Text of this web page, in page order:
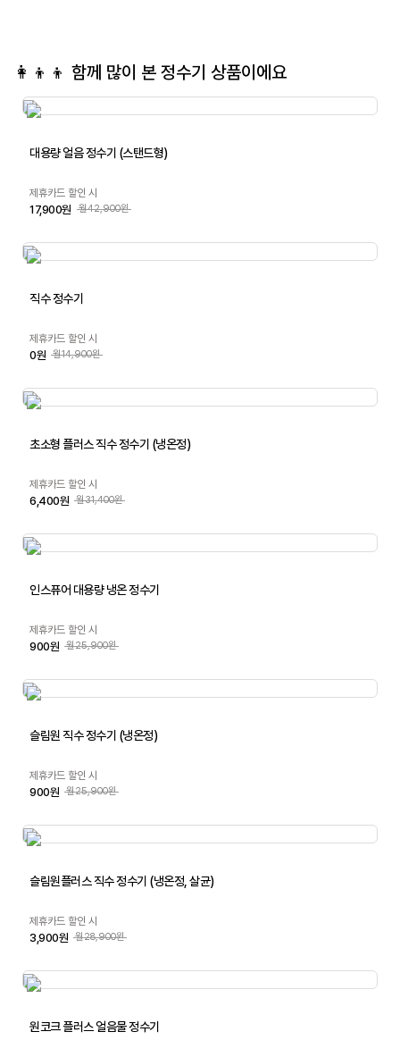
👩‍👦‍👦 함께 많이 본 정수기 상품이에요
대용량 얼음 정수기 (스탠드형)
제휴카드 할인 시
17,900원 월42,900원
직수 정수기
제휴카드 할인 시
0원 월14,900원
초소형 플러스 직수 정수기 (냉온정)
제휴카드 할인 시
6,400원 월31,400원
인스퓨어 대용량 냉온 정수기
제휴카드 할인 시
900원 월25,900원
슬림원 직수 정수기 (냉온정)
제휴카드 할인 시
900원 월25,900원
슬림원플러스 직수 정수기 (냉온정, 살균)
제휴카드 할인 시
3,900원 월28,900원
원코크 플러스 얼음물 정수기